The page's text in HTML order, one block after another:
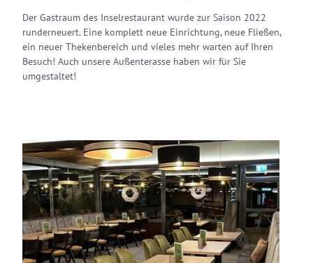
Der Gastraum des Inselrestaurant wurde zur Saison 2022
runderneuert. Eine komplett neue Einrichtung, neue Fließen,
ein neuer Thekenbereich und vieles mehr warten auf Ihren
Besuch! Auch unsere Außenterasse haben wir für Sie
umgestaltet!